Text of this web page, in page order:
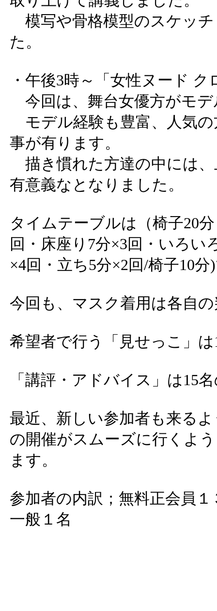
模写や骨格模型のスケッ
た。
・午後3時～「女性ヌード ク
今回は、舞台女優方がモデ
モデル経験も豊富、人気
事が有ります。
描き慣れた方達の中には
有意義なとなりました。
タイムテーブルは（椅子20
回・床座り7分×3回・いろい
×4回・立ち5分×2回/椅子10
今回も、マスク着用は各自
希望者で行う「見せっこ」
「講評・アドバイス」は15
最近、新しい参加者も来る
の開催がスムーズに行くよ
ます。
参加者の内訳；無料正会員
一般１名